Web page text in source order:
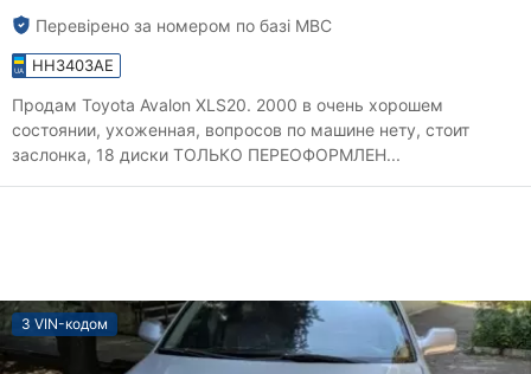
Перевірено за номером по базі МВС
HH3403AE
Продам Toyota Avalon XLS20. 2000 в очень хорошем
состоянии, ухоженная, вопросов по машине нету, стоит
заслонка, 18 диски ТОЛЬКО ПЕРЕОФОРМЛЕН...
З VIN-кодом